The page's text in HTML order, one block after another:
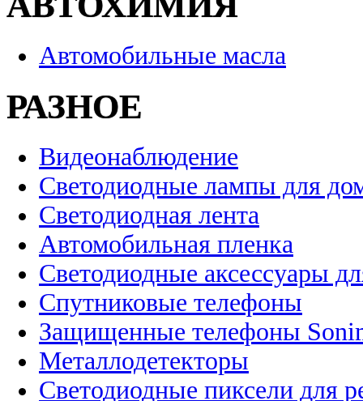
Автомобильные масла
РАЗНОЕ
Видеонаблюдение
Светодиодные лампы для
Светодиодная лента
Автомобильная пленка
Светодиодные аксессуары
Спутниковые телефоны
Защищенные телефоны
Металлодетекторы
Светодиодные пиксели для